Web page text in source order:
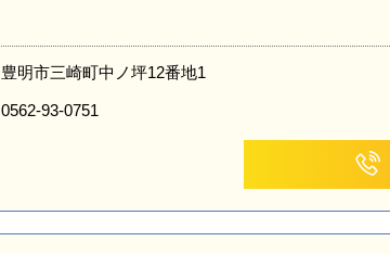
豊明市三崎町中ノ坪12番地1
0562-93-0751